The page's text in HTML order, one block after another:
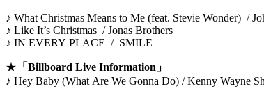
♪ What
♪ Like It’s Christmas / Jonas Brothers
♪ IN EVERY PLACE / SMILE
★ 「Billboard Live Information」
♪ Hey Baby (What Are We